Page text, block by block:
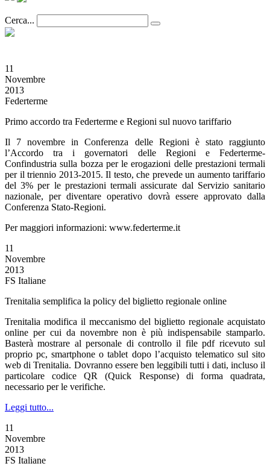
Cerca...
11
Novembre
2013
Federterme
Primo accordo tra Federterme e Regioni sul nuovo tariffario
Il 7 novembre in Conferenza delle Regioni è stato raggiunto
l’Accordo tra i governatori delle Regioni e Federterme-
Confindustria sulla bozza per le erogazioni delle prestazioni termali
per il triennio 2013-2015. Il testo, che prevede un aumento tariffario
del 3% per le prestazioni termali assicurate dal Servizio sanitario
nazionale, per diventare operativo dovrà essere approvato dalla
Conferenza Stato-Regioni.
Per maggiori informazioni: www.federterme.it
11
Novembre
2013
FS Italiane
Trenitalia semplifica la policy del biglietto regionale online
Trenitalia modifica il meccanismo del biglietto regionale acquistato
online per cui da novembre non è più indispensabile stamparlo.
Basterà mostrare al personale di controllo il file pdf ricevuto sul
proprio pc, smartphone o tablet dopo l’acquisto telematico sul sito
web di Trenitalia. Dovranno essere ben leggibili tutti i dati, incluso il
particolare codice QR (Quick Response) di forma quadrata,
necessario per le verifiche.
Leggi tutto...
11
Novembre
2013
FS Italiane